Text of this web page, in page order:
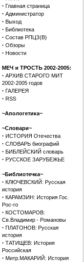
· Главная страница
· Администратор
· Выход
· Библиотека
· Состав РПЦЗ(В)
· Обзоры
· Новости
МЕЧ и ТРОСТЬ 2002-2005:
· АРХИВ СТАРОГО МИТ
2002-2005 годов
· ГАЛЕРЕЯ
· RSS
~Апологетика~
~Словари~
· ИСТОРИЯ Отечества
· СЛОВАРЬ биографий
· БИБЛЕЙСКИЙ словарь
· РУССКОЕ ЗАРУБЕЖЬЕ
~Библиотечка~
· КЛЮЧЕВСКИЙ: Русская
история
· КАРАМЗИН: История Гос.
Рос-го
· КОСТОМАРОВ:
Св.Владимир - Романовы
· ПЛАТОНОВ: Русская
история
· ТАТИЩЕВ: История
Российская
· Митр.МАКАРИЙ: История